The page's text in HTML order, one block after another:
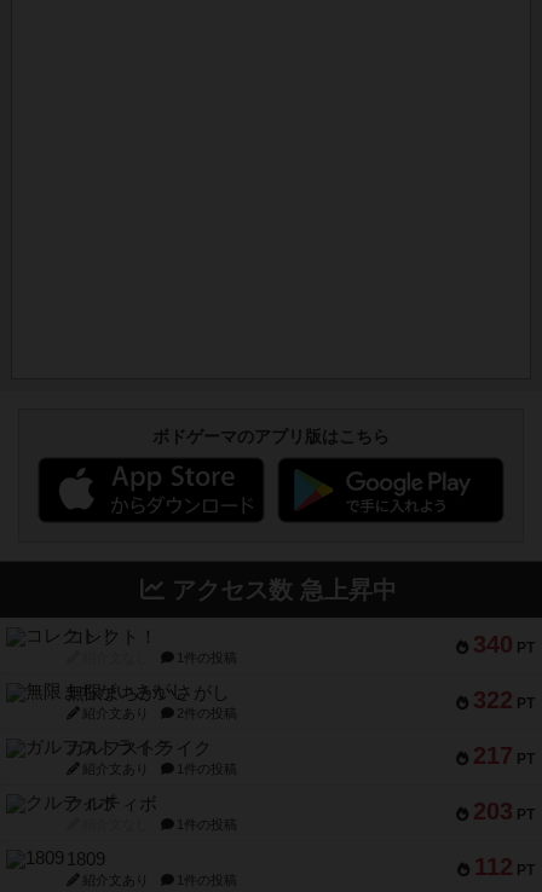
ボドゲーマのアプリ版はこちら
アクセス数 急上昇中
340 PT
コレクト！
1件の投稿
322 PT
無限まちがいさがし
紹介文あり 2件の投稿
217 PT
ガルフストライク
紹介文あり 1件の投稿
203 PT
クルティボ
1件の投稿
112 PT
1809
紹介文あり 1件の投稿